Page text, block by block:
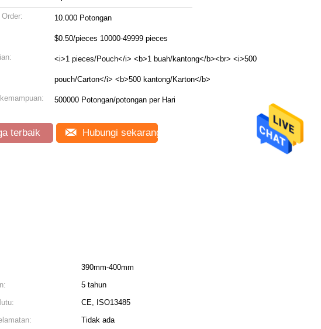
10.000 Potongan
$0.50/pieces 10000-49999 pieces
<i>1 pieces/Pouch</i> <b>1 buah/kantong</b><br> <i>500
pouch/Carton</i> <b>500 kantong/Karton</b>
500000 Potongan/potongan per Hari
terbaik Hubungi sekarang
390mm-400mm
5 tahun
CE, ISO13485
Tidak ada